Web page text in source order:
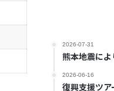
2026-07-31
熊本地震に
2026-06-16
復興支援ツ